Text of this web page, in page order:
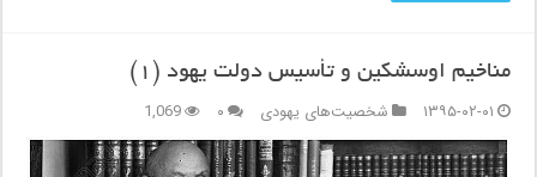
مناخیم اوسشکین و تأسیس دولت یهود (۱)
۱۳۹۵-۰۲-۰۱
شخصیت‌های یهودی ۰ 1,069